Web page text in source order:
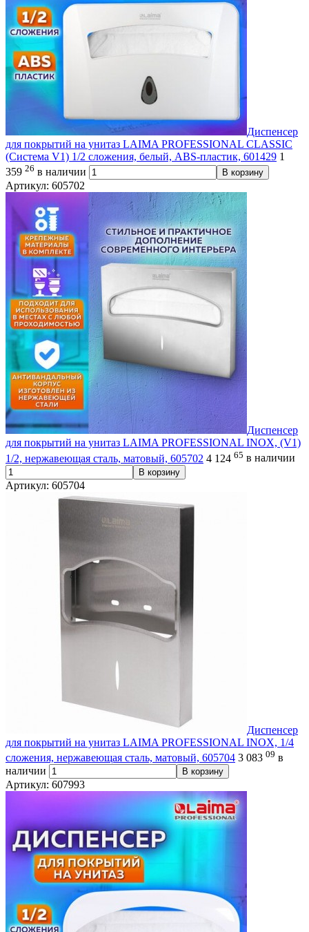
Диспенсер
для покрытий на унитаз LAIMA PROFESSIONAL CLASSIC
(Система V1) 1/2 сложения, белый, ABS-пластик, 601429 1
359 26 в наличии В корзину
Артикул: 605702
Диспенсер
для покрытий на унитаз LAIMA PROFESSIONAL INOX, (V1)
1/2, нержавеющая сталь, матовый, 605702 4 124 65 в наличии
В корзину
Артикул: 605704
Диспенсер
для покрытий на унитаз LAIMA PROFESSIONAL INOX, 1/4
сложения, нержавеющая сталь, матовый, 605704 3 083 09 в
наличии
В корзину
Артикул: 607993